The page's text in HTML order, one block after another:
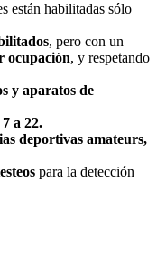
están habilitadas sólo
, pero con un
ocupación, y respetando
y aparatos de
7 a 22.
deportivas amateurs,
para la detección